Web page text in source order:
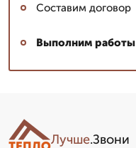
Составим договор
Выполним работы
Лучше.Звони